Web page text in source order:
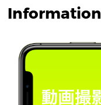
Information